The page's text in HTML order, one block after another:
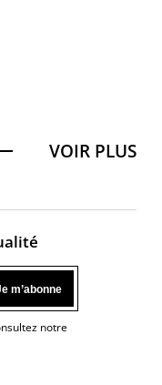
VOIR PLUS
notre